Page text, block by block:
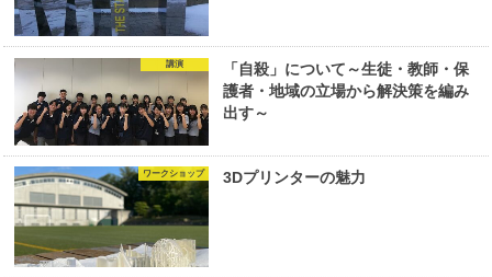
講演
「自殺」について～生徒・教師・保
護者・地域の立場から解決策を編み
出す～
ワークショップ 3Dプリンターの魅力